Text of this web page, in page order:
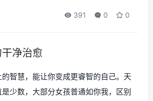
391 0 0
净治愈
智慧，能让你变成更睿智的自己。天
少数，大部分女孩普通如你我，区别